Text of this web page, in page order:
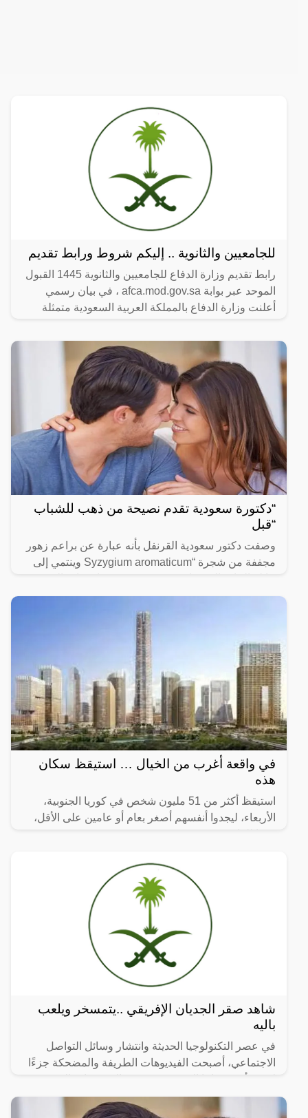
للجامعيين والثانوية .. إليكم شروط ورابط تقديم
رابط تقديم وزارة الدفاع للجامعيين والثانوية 1445 القبول
الموحد عبر بوابة afca.mod.gov.sa ، في بيان رسمي
أعلنت وزارة الدفاع بالمملكة العربية السعودية متمثلة
“دكتورة سعودية تقدم نصيحة من ذهب للشباب
“قبل
وصفت دكتور سعودية القرنفل بأنه عبارة عن براعم زهور
مجففة من شجرة “Syzygium aromaticum وينتمي إلى
ينمو في
في واقعة أغرب من الخيال … استيقظ سكان
هذه
استيقظ أكثر من 51 مليون شخص في كوريا الجنوبية،
الأربعاء، ليجدوا أنفسهم أصغر بعام أو عامين على الأقل،
شاهد صقر الجديان الإفريقي ..يتمسخر ويلعب
باليه
في عصر التكنولوجيا الحديثة وانتشار وسائل التواصل
الاجتماعي، أصبحت الفيديوهات الطريفة والمضحكة جزءًا
انتشرت